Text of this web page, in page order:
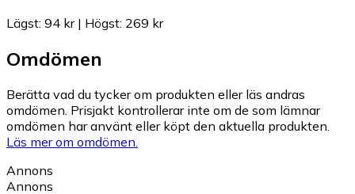
Lägst: 94 kr| Högst: 269 kr
Omdömen
Berätta vad du tycker om produkten eller läs andras
omdömen. Prisjakt kontrollerar inte om de som lämnar
omdömen har använt eller köpt den aktuella produkten.
Läs mer om omdömen.
Annons
Annons